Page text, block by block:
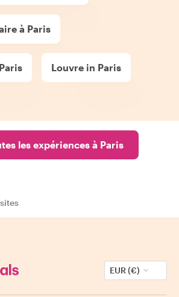
à Paris
Louvre in Paris
les expériences à Paris
EUR (€)